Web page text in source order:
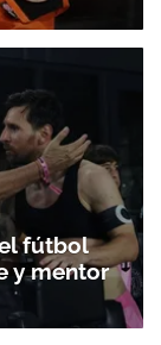
fútbol
y mentor